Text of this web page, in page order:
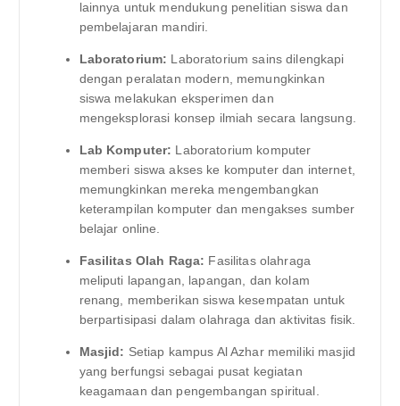
lainnya untuk mendukung penelitian siswa dan
pembelajaran mandiri.
Laboratorium: Laboratorium sains dilengkapi
dengan peralatan modern, memungkinkan
siswa melakukan eksperimen dan
mengeksplorasi konsep ilmiah secara langsung.
Lab Komputer: Laboratorium komputer
memberi siswa akses ke komputer dan internet,
memungkinkan mereka mengembangkan
keterampilan komputer dan mengakses sumber
belajar online.
Fasilitas Olah Raga: Fasilitas olahraga
meliputi lapangan, lapangan, dan kolam
renang, memberikan siswa kesempatan untuk
berpartisipasi dalam olahraga dan aktivitas fisik.
Masjid: Setiap kampus Al Azhar memiliki masjid
yang berfungsi sebagai pusat kegiatan
keagamaan dan pengembangan spiritual.